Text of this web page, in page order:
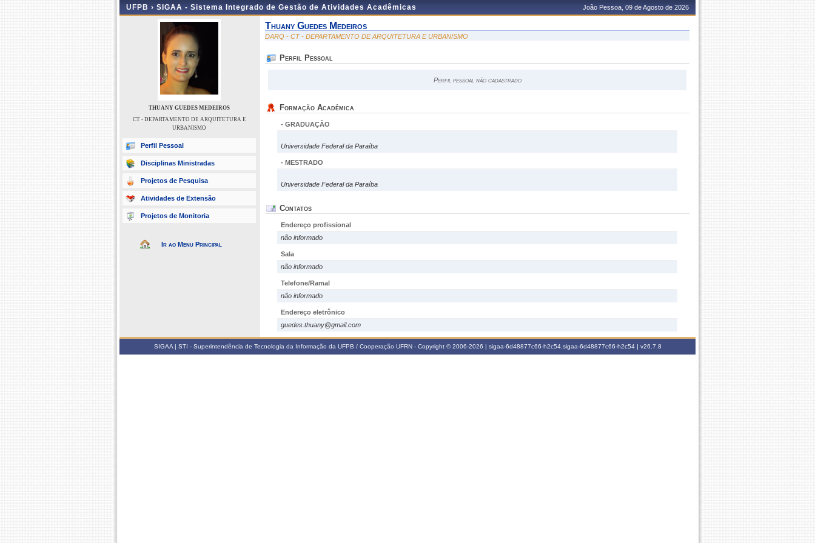
UFPB › SIGAA - Sistema Integrado de Gestão de Atividades Acadêmicas João Pessoa, 09 de Agosto de 2026
THUANY GUEDES MEDEIROS
CT - DEPARTAMENTO DE ARQUITETURA E
URBANISMO
Perfil Pessoal
Disciplinas Ministradas
Projetos de Pesquisa
Atividades de Extensão
Projetos de Monitoria
Ir ao Menu Principal
Thuany Guedes Medeiros
DARQ - CT - DEPARTAMENTO DE ARQUITETURA E URBANISMO
Perfil Pessoal
Perfil pessoal não cadastrado
Formação Acadêmica
- GRADUAÇÃO
Universidade Federal da Paraíba
- MESTRADO
Universidade Federal da Paraíba
Contatos
Endereço profissional
não informado
Sala
não informado
Telefone/Ramal
não informado
Endereço eletrônico
guedes.thuany@gmail.com
SIGAA | STI - Superintendência de Tecnologia da Informação da UFPB / Cooperação UFRN - Copyright © 2006-2026 | sigaa-6d48877c66-h2c54.sigaa-6d48877c66-h2c54 | v26.7.8